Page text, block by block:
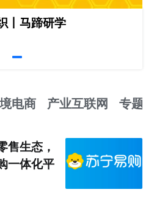
丨马蹄研学
电商 产业互联网 专题
售生态，
一体化平